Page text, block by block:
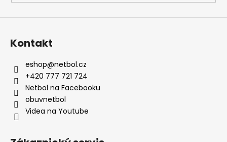
Kontakt
eshop@netbol.cz
+420 777 721 724
Netbol na Facebooku
obuvnetbol
Videa na Youtube